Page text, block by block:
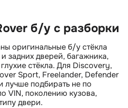
б/у с разборки
оригинальные б/у стёкла
задних дверей, багажника,
стёкла. Для Discovery,
Sport, Freelander, Defender
лучше подбирать не по
VIN, поколению кузова,
двери.